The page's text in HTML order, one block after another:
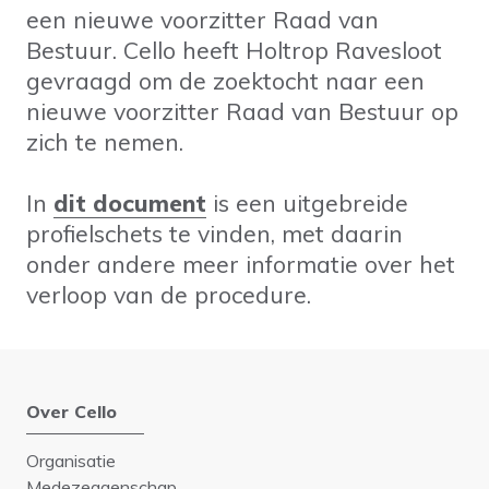
een nieuwe voorzitter Raad van
Bestuur. Cello heeft Holtrop Ravesloot
gevraagd om de zoektocht naar een
nieuwe voorzitter Raad van Bestuur op
zich te nemen.
In dit document is een uitgebreide
profielschets te vinden, met daarin
onder andere meer informatie over het
verloop van de procedure.
Over Cello
Organisatie